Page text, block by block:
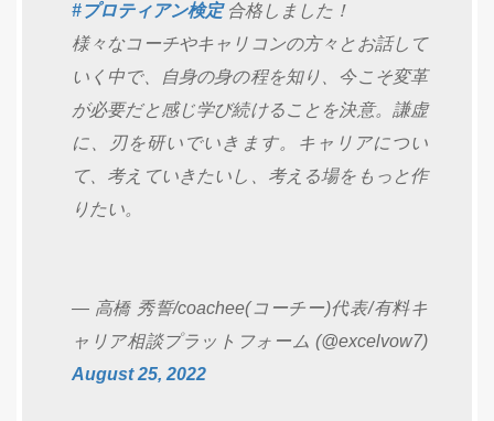
#プロティアン検定合格しました！
様々なコーチやキャリコンの方々とお話して
いく中で、自身の身の程を知り、今こそ変革
が必要だと感じ学び続けることを決意。謙虚
に、刃を研いでいきます。キャリアについ
て、考えていきたいし、考える場をもっと作
りたい。
— 高橋 秀誓/coachee(コーチー)代表/有料キ
ャリア相談プラットフォーム (@excelvow7)
August 25, 2022